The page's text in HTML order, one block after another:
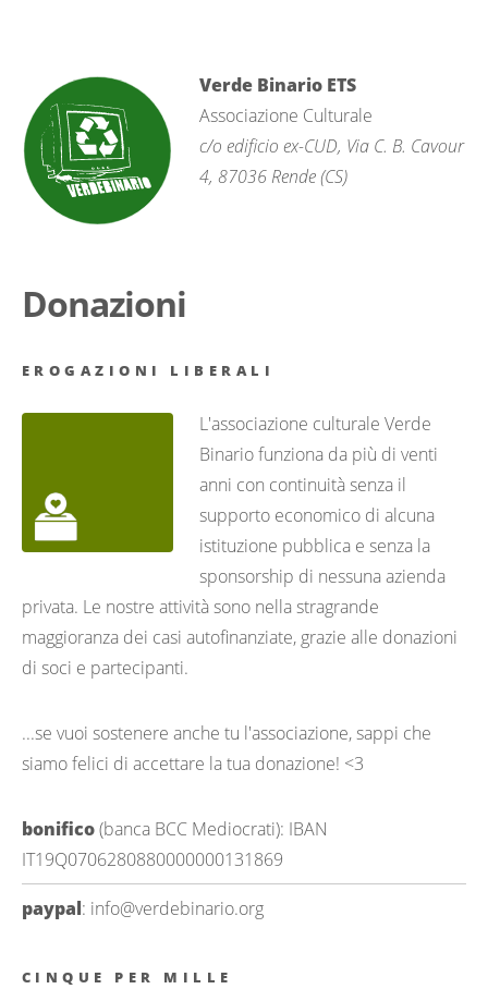
Verde Binario ETS
Associazione Culturale
c/o edificio ex-CUD, Via C. B. Cavour
4, 87036 Rende (CS)
Donazioni
EROGAZIONI LIBERALI
L'associazione culturale Verde
Binario funziona da più di venti
anni con continuità senza il
supporto economico di alcuna
istituzione pubblica e senza la
sponsorship di nessuna azienda
privata. Le nostre attività sono nella stragrande
maggioranza dei casi autofinanziate, grazie alle donazioni
di soci e partecipanti.
...se vuoi sostenere anche tu l'associazione, sappi che
siamo felici di accettare la tua donazione! <3
bonifico(banca BCC Mediocrati): IBAN
IT19Q0706280880000000131869
paypal: info@verdebinario.org
CINQUE PER MILLE